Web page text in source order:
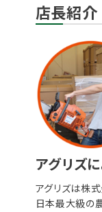
店長紹介
アグリズに
アグリズは株
日本最大級の